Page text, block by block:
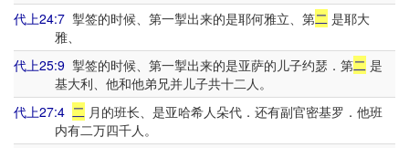
代上24:7 掣签的时候、第一掣出来的是耶何雅立、第二 是耶大
雅、
代上25:9 掣签的时候、第一掣出来的是亚萨的儿子约瑟．第二 是
基大利、他和他弟兄并儿子共十二人。
代上27:4 二 月的班长、是亚哈希人朵代．还有副官密基罗．他班
内有二万四千人。